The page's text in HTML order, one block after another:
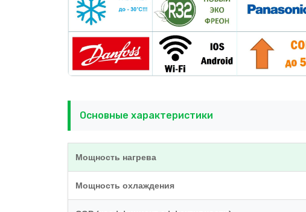
Основные характеристики
Мощность нагрева
Мощность охлаждения